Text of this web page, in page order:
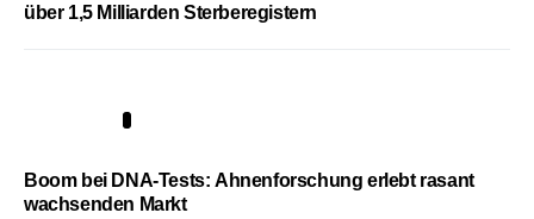
über 1,5 Milliarden Sterberegistern
Boom bei DNA-Tests: Ahnenforschung erlebt rasant
wachsenden Markt